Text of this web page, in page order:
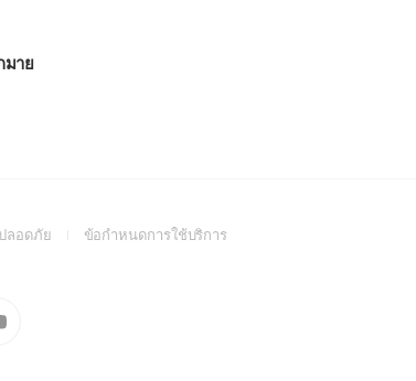
มาย
ลอดภัย(Openข้อกำหนดการใช้บริการ(Open